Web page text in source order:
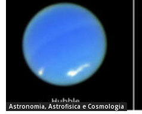
Astronomia, Astrofisica e Cosmologia